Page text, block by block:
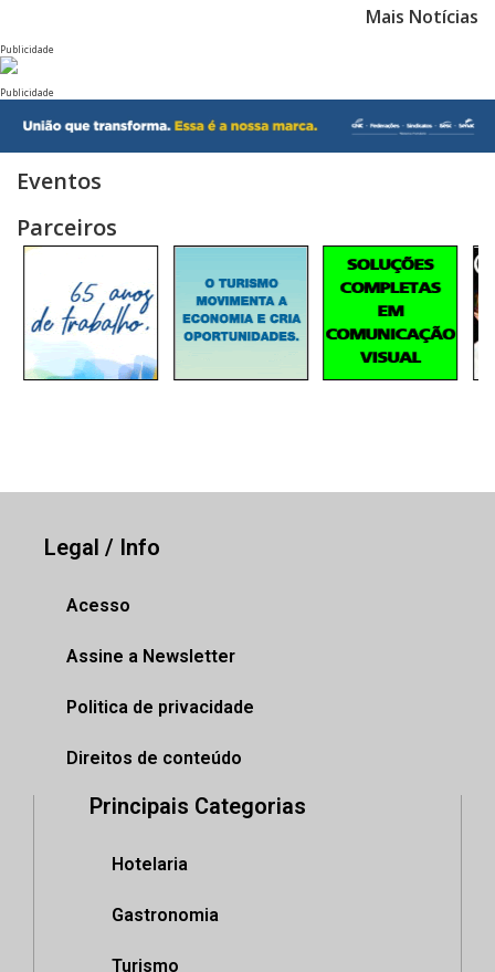
Mais Notícias
Publicidade
Publicidade
Eventos
Parceiros
Legal / Info
Acesso
Assine a Newsletter
Politica de privacidade
Direitos de conteúdo
Principais Categorias
Hotelaria
Gastronomia
Turismo